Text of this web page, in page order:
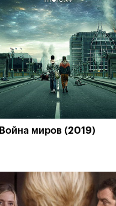
Война миров (2019)